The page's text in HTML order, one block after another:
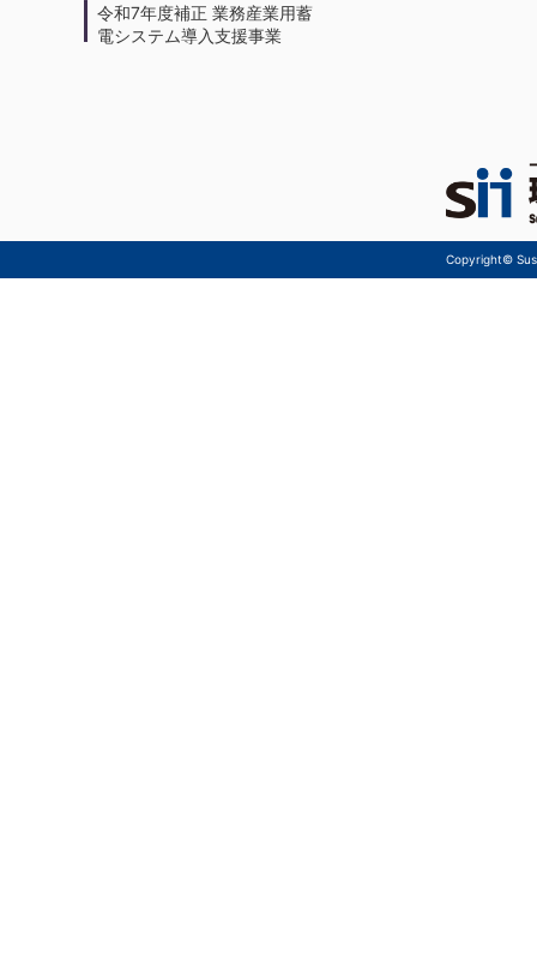
令和7年度補正 業務産業用蓄
電システム導入支援事業
Copyright©